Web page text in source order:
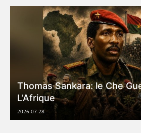
Thomas Sankara: le Che
L’Afrique
2026-07-28